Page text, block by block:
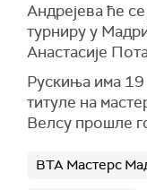
Андрејева ће
турниру у
Анастасије
Рускиња има 19
титуле на
Велсу прошле
ВТА Мастерс